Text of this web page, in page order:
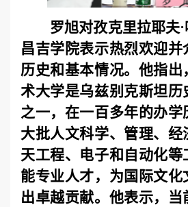
罗旭对孜克里拉耶夫
昌吉学院表示热烈欢迎
历史和基本情况。他指
术大学是乌兹别克斯坦历
之一，在一百多年的办学
大批人文科学、管理、
天工程、电子和自动化
能专业人才，为国际文
出卓越贡献。他表示，